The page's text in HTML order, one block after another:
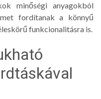
minőségi anyagokból
fordítanak a könnyű
funkcionalitásra is.